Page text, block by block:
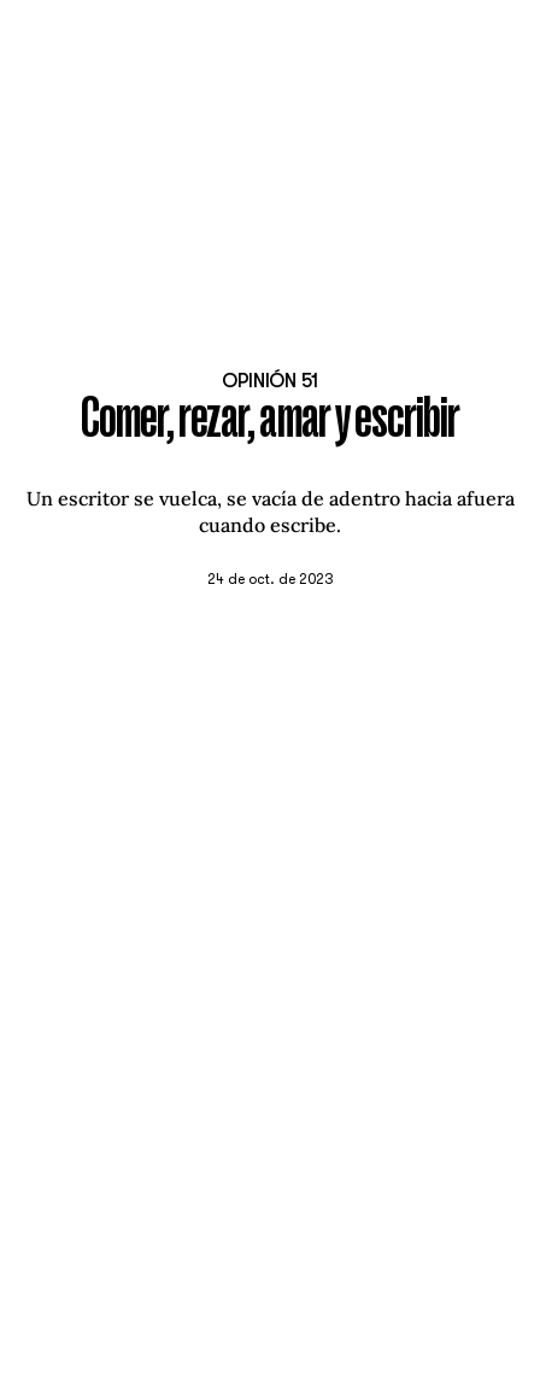
OPINIÓN 51
Comer, rezar, amar y escribir
Un escritor se vuelca, se vacía de adentro hacia afuera
cuando escribe.
24 de oct. de 2023